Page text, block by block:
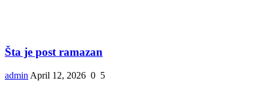
Šta je post ramazan
admin April 12, 2026 0 5